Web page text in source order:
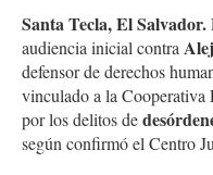
Santa Tecla, El Salvador.
audiencia inicial contra
defensor de derechos
vinculado a la Cooperativa
por los delitos de
según confirmó el Centro